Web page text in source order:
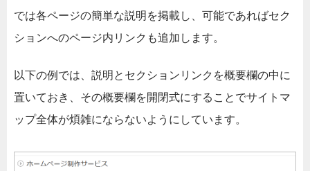
では各ページの簡単な説明を掲載し、可能であればセク
ションへのページ内リンクも追加します。
以下の例では、説明とセクションリンクを概要欄の中に
置いておき、その概要欄を開閉式にすることでサイトマ
ップ全体が煩雑にならないようにしています。